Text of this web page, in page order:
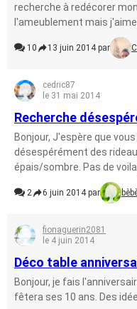
recherche à redécorer
l'ameublement mais
10 13 juin 2014 par
cedric87
le 31 mai 2014
Recherche
Bonjour, J'espère que
désespérément des
épais/sombre. Pas de
2 6 juin 2014 par
fionaguerin2081
le 4 juin 2014
Déco table
Bonjour, je fais
fêtera ses 10 ans. Des